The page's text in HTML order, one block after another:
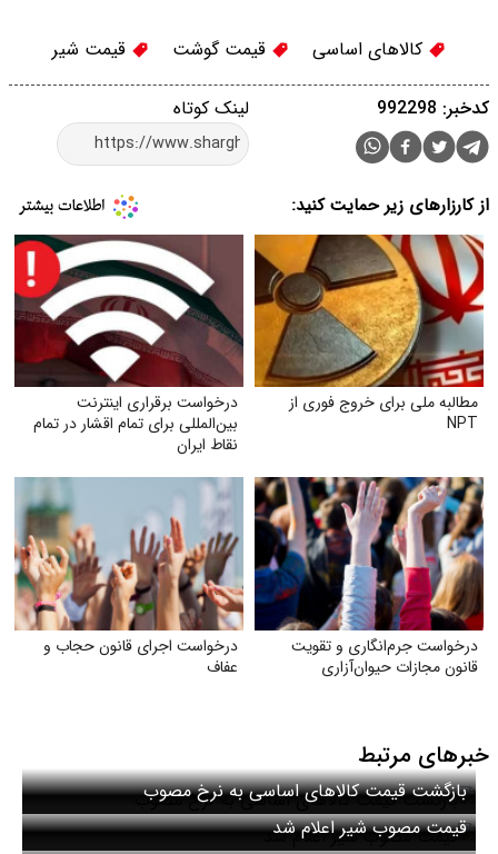
کالاهای اساسی قیمت گوشت قیمت شیر
لینک کوتاه کدخبر: 992298
از کارزارهای زیر حمایت کنید:
مطالبه ملی برای خروج فوری از
NPT
درخواست برقراری اینترنت
بین‌المللی برای تمام اقشار در تمام
نقاط ایران
درخواست جرم‌انگاری و تقویت
قانون مجازات حیوان‌آزاری
درخواست اجرای قانون حجاب و
عفاف
خبرهای مرتبط
بازگشت قیمت کالاهای اساسی به نرخ مصوب
قیمت مصوب شیر اعلام شد